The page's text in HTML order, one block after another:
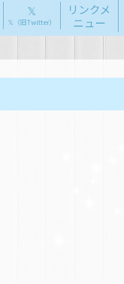
𝕏
𝕏（旧Twitter）
リンクメ
ニュー